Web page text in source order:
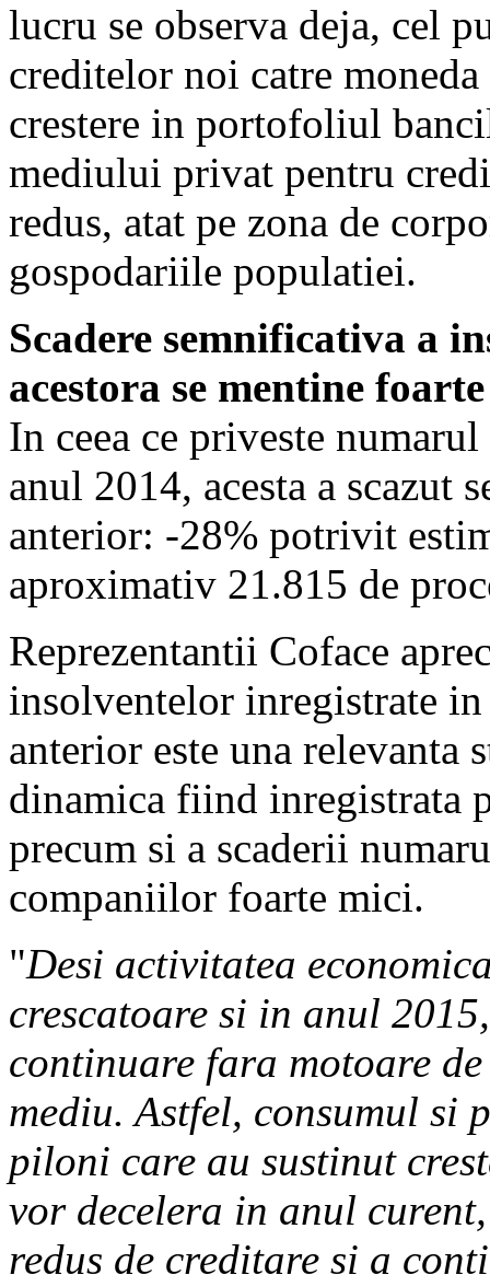
lucru se observa deja, cel
creditelor noi catre
crestere in portofoliul
mediului privat pentru
redus, atat pe zona de
gospodariile populatiei.
Scadere semnificativa a
acestora se mentine
In ceea ce priveste
anul 2014, acesta a scazut
anterior: -28% potrivit
aproximativ 21.815 de
Reprezentantii Coface
insolventelor inregistrate
anterior este una relevanta
dinamica fiind inregistrata
precum si a scaderii
companiilor foarte mici.
"Desi activitatea
crescatoare si in anul
continuare fara motoare
mediu. Astfel, consumul
piloni care au sustinut
vor decelera in anul
redus de creditare si a